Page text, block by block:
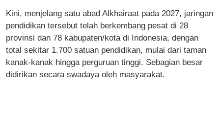
Kini, menjelang satu abad Alkhairaat pada 2027, jaringan
pendidikan tersebut telah berkembang pesat di 28
provinsi dan 78 kabupaten/kota di Indonesia, dengan
total sekitar 1.700 satuan pendidikan, mulai dari taman
kanak-kanak hingga perguruan tinggi. Sebagian besar
didirikan secara swadaya oleh masyarakat.